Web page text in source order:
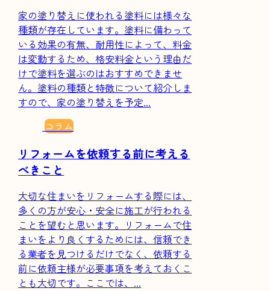
家の塗り替えに使われる塗料には様々な
種類が存在しています。塗料に備わって
いる効果の有無、耐用性によって、料金
は変動するため、格安料金という理由だ
けで塗料を選ぶのはおすすめできませ
ん。塗料の種類と特徴について紹介しま
すので、家の塗り替えを予定...
コラム
リフォームを依頼する前に考える
べきこと
大切な住まいをリフォームする際には、
多くの方が安心・安全に施工が行われる
ことを望むと思います。リフォームで住
まいをより良くするためには、信頼でき
る業者を見つけるだけでなく、依頼する
前に依頼主様が必要事項を考えておくこ
とも大切です。ここでは、...